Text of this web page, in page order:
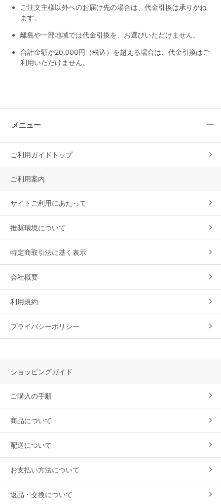
ご注文主様以外へのお届け先の場合は、代金引換は承りかね
ます。
離島や一部地域では代金引換を、お選びいただけません。
合計金額が20,000円（税込）を超える場合は、代金引換はご
利用いただけません。
メニュー
ご利用ガイドトップ
ご利用案内
サイトご利用にあたって
推奨環境について
特定商取引法に基く表示
会社概要
利用規約
プライバシーポリシー
ショッピングガイド
ご購入の手順
商品について
配送について
お支払い方法について
返品・交換について